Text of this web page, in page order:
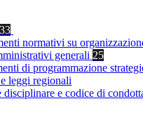
33
normativi su
generali 25
di programmazione
leggi regionali
disciplinare e codice di